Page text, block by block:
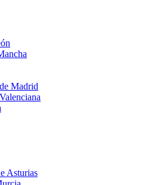
Madrid
Asturias